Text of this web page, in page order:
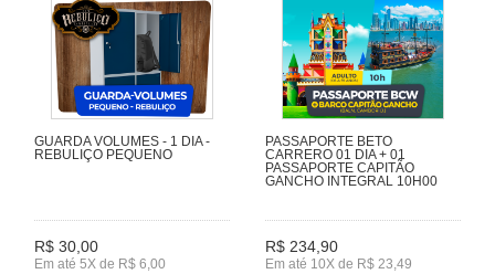
GUARDA VOLUMES - 1 DIA -
REBULIÇO PEQUENO
R$ 30,00
Em até 5X de R$ 6,00
PASSAPORTE BETO
CARRERO 01 DIA + 01
PASSAPORTE CAPITÃO
GANCHO INTEGRAL 10H00
R$ 234,90
Em até 10X de R$ 23,49